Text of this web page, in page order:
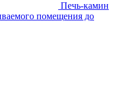
Печь-камин
помещения до